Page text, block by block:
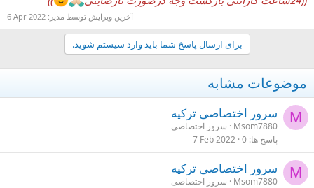
آخرین ویرایش توسط مدیر: 6 Apr 2022
برای ارسال پاسخ شما باید وارد سیستم شوید.
موضوعات مشابه
M سرور اختصاصی ترکیه
Msom7880
سرور اختصاصی
پاسخ ها 0
7 Feb 2022
M سرور اختصاصی ترکیه
Msom7880
سرور اختصاصی